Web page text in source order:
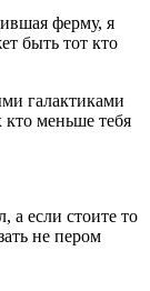
ферму, я
быть тот кто
галактиками
кто меньше тебя
а если стоите то
не пером